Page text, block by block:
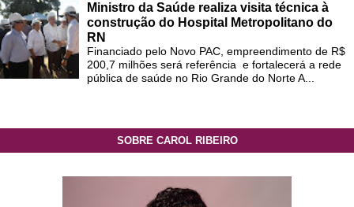
Ministro da Saúde realiza visita técnica à
construção do Hospital Metropolitano do
RN
Financiado pelo Novo PAC, empreendimento de R$
200,7 milhões será referência e fortalecerá a rede
pública de saúde no Rio Grande do Norte A...
SOBRE CAROL RIBEIRO